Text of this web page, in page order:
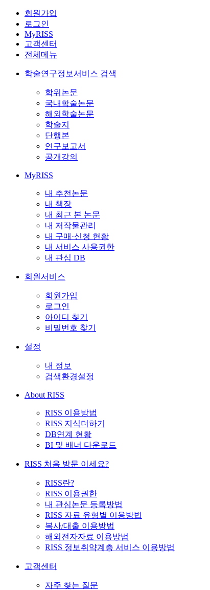
회원가입
로그인
MyRISS
고객센터
전체메뉴
학술연구정보서비스 검색
학위논문
국내학술논문
해외학술논문
학술지
단행본
연구보고서
공개강의
MyRISS
내 추천논문
내 책장
내 최근 본 논문
내 저작물관리
내 구매·신청 현황
내 서비스 사용권한
내 관심 DB
회원서비스
회원가입
로그인
아이디 찾기
비밀번호 찾기
설정
내 정보
검색환경설정
About RISS
RISS 이용방법
RISS 지식더하기
DB연계 현황
BI 및 배너 다운로드
RISS 처음 방문 이세요?
RISS란?
RISS 이용권한
내 관심논문 등록방법
RISS 자료 유형별 이용방법
복사/대출 이용방법
해외전자자료 이용방법
RISS 정보취약계층 서비스 이용방법
고객센터
자주 찾는 질문